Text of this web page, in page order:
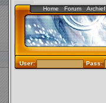
Home Forum Archief
User: Pass: